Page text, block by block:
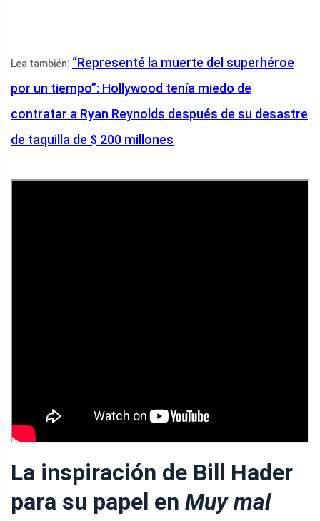
Lea también: “Representé la muerte del superhéroe
por un tiempo”: Hollywood tenía miedo de
contratar a Ryan Reynolds después de su desastre
de taquilla de $ 200 millones
La inspiración de Bill Hader
para su papel en Muy mal